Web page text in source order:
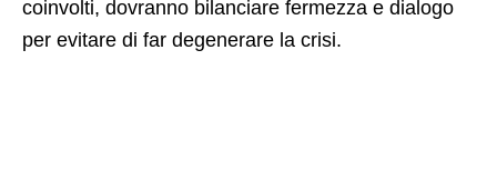
coinvolti, dovranno bilanciare fermezza e dialogo
per evitare di far degenerare la crisi.